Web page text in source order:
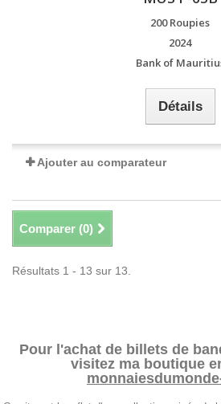
200 Roupies
2024
Bank of
Détails
Ajouter au comparateur
Comparer (0)
Résultats 1 - 13 sur 13.
Pour l'achat de billets de
visitez ma boutique